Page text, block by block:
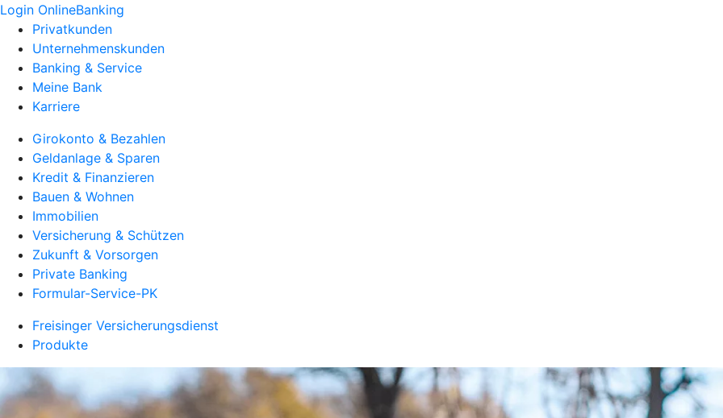
Login OnlineBanking
Privatkunden
Unternehmenskunden
Banking & Service
Meine Bank
Karriere
Girokonto & Bezahlen
Geldanlage & Sparen
Kredit & Finanzieren
Bauen & Wohnen
Immobilien
Versicherung & Schützen
Zukunft & Vorsorgen
Private Banking
Formular-Service-PK
Freisinger Versicherungsdienst
Produkte